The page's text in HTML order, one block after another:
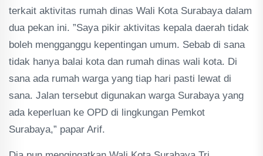
terkait aktivitas rumah dinas Wali Kota Surabaya dalam
dua pekan ini. ”Saya pikir aktivitas kepala daerah tidak
boleh mengganggu kepentingan umum. Sebab di sana
tidak hanya balai kota dan rumah dinas wali kota. Di
sana ada rumah warga yang tiap hari pasti lewat di
sana. Jalan tersebut digunakan warga Surabaya yang
ada keperluan ke OPD di lingkungan Pemkot
Surabaya,” papar Arif.